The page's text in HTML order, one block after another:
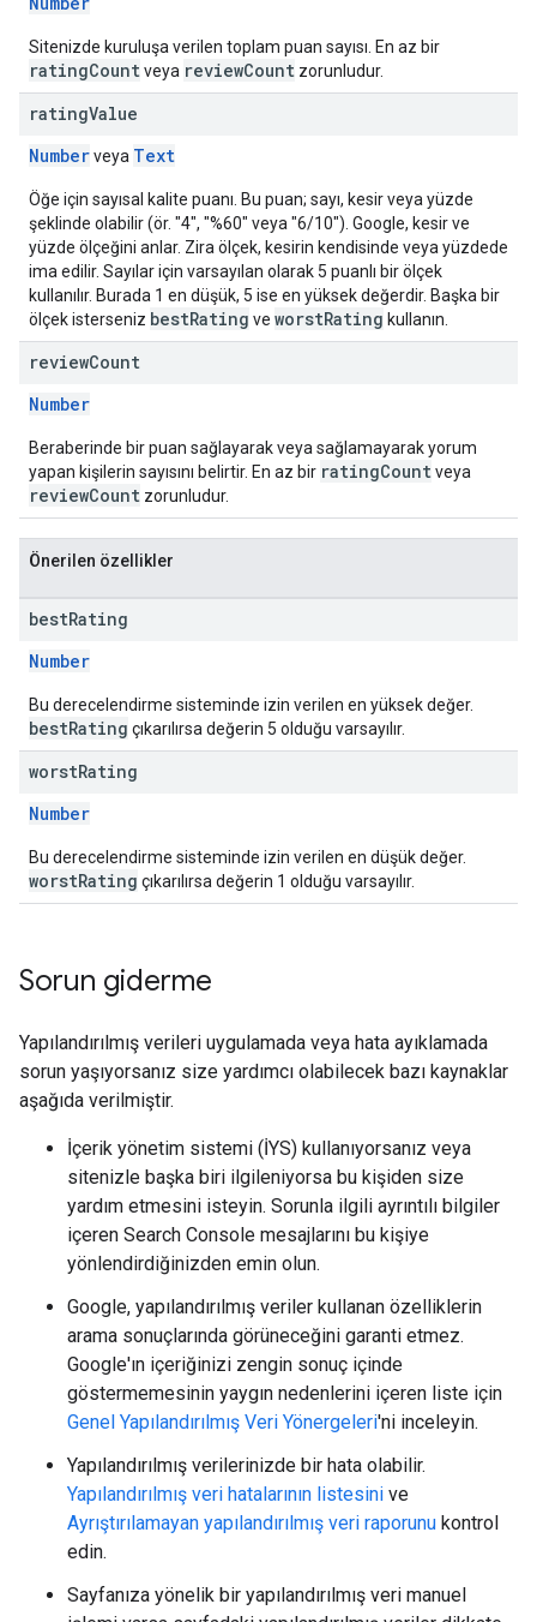
Sitenizde kuruluşa verilen toplam puan sayısı. En az bir
ratingCountveya reviewCount zorunludur.
ratingValue
Numberveya Text
Öğe için sayısal kalite puanı. Bu puan; sayı, kesir veya yüzde
şeklinde olabilir (ör. "4", "%60" veya "6/10"). Google, kesir ve
yüzde ölçeğini anlar. Zira ölçek, kesirin kendisinde veya yüzdede
ima edilir. Sayılar için varsayılan olarak 5 puanlı bir ölçek
kullanılır. Burada 1 en düşük, 5 ise en yüksek değerdir. Başka bir
ölçek isterseniz bestRating ve worstRating kullanın.
reviewCount
Number
Beraberinde bir puan sağlayarak veya sağlamayarak yorum
yapan kişilerin sayısını belirtir. En az bir ratingCountveya
reviewCount zorunludur.
Önerilen özellikler
bestRating
Number
Bu derecelendirme sisteminde izin verilen en yüksek değer.
bestRating çıkarılırsa değerin 5 olduğu varsayılır.
worstRating
Number
Bu derecelendirme sisteminde izin verilen en düşük değer.
worstRating çıkarılırsa değerin 1 olduğu varsayılır.
Sorun giderme
Yapılandırılmış verileri uygulamada veya hata ayıklamada
sorun yaşıyorsanız size yardımcı olabilecek bazı kaynaklar
aşağıda verilmiştir.
İçerik yönetim sistemi (İYS) kullanıyorsanız veya
sitenizle başka biri ilgileniyorsa bu kişiden size
yardım etmesini isteyin. Sorunla ilgili ayrıntılı bilgiler
içeren Search Console mesajlarını bu kişiye
yönlendirdiğinizden emin olun.
Google, yapılandırılmış veriler kullanan özelliklerin
arama sonuçlarında görüneceğini garanti etmez.
Google'ın içeriğinizi zengin sonuç içinde
göstermemesinin yaygın nedenlerini içeren liste için
Genel Yapılandırılmış Veri Yönergeleri'ni inceleyin.
Yapılandırılmış verilerinizde bir hata olabilir.
Yapılandırılmış veri hatalarının listesini ve
Ayrıştırılamayan yapılandırılmış veri raporunu kontrol
edin.
Sayfanıza yönelik bir yapılandırılmış veri manuel